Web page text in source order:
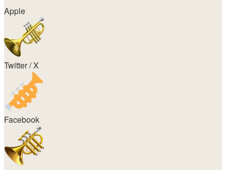
Apple
Twitter / X
Facebook